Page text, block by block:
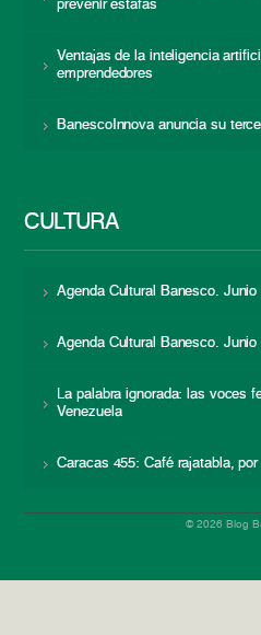
prevenir estafas
Ventajas de la inteligencia
emprendedores
BanescoInnova anuncia su
CULTURA
Agenda Cultural Banesco.
Agenda Cultural Banesco.
La palabra ignorada: las voces
Venezuela
Caracas 455: Café rajatabla,
© 2026 Blog